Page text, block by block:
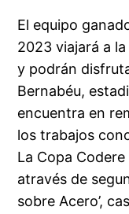
El equipo
2023 viajará a
y podrán
Bernabéu,
encuentra en
los trabajos
La Copa
através de
sobre Acero’,